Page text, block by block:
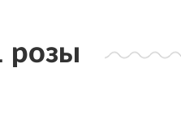
розы